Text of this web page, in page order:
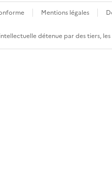
Mentions légales
détenue par des tiers,